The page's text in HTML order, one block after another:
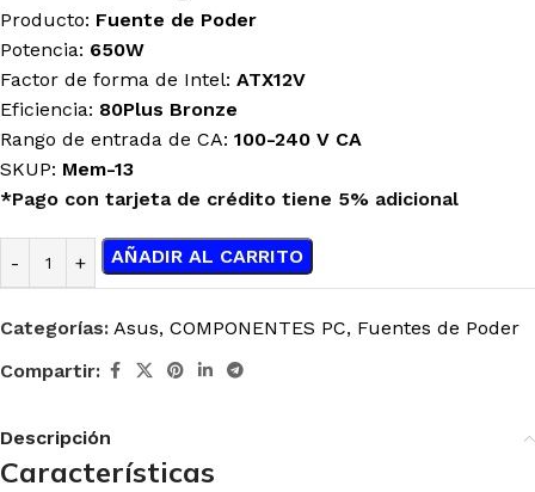
Producto: Fuente de Poder
Potencia: 650W
Factor de forma de Intel: ATX12V
Eficiencia: 80Plus Bronze
Rango de entrada de CA: 100-240 V CA
SKUP: Mem-13
*Pago con tarjeta de crédito tiene 5% adicional
AÑADIR AL CARRITO
Categorías: Asus, COMPONENTES PC, Fuentes de Poder
Compartir:
Descripción
Características